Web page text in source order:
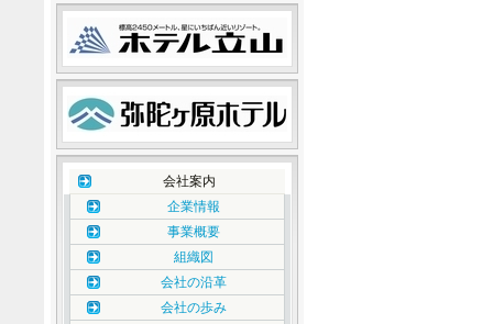
会社案内
企業情報
事業概要
組織図
会社の沿革
会社の歩み